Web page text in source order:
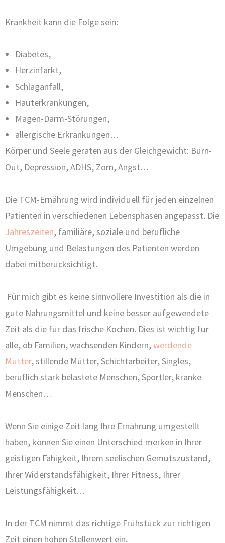
Krankheit kann die Folge sein:
Diabetes,
Herzinfarkt,
Schlaganfall,
Hauterkrankungen,
Magen-Darm-Störungen,
allergische Erkrankungen…
Körper und Seele geraten aus der Gleichgewicht: Burn-
Out, Depression, ADHS, Zorn, Angst…
Die TCM-Ernährung wird individuell für jeden einzelnen
Patienten in verschiedenen Lebensphasen angepasst. Die
Jahreszeiten, familiäre, soziale und berufliche
Umgebung und Belastungen des Patienten werden
dabei mitberücksichtigt.
Für mich gibt es keine sinnvollere Investition als die in
gute Nahrungsmittel und keine besser aufgewendete
Zeit als die für das frische Kochen. Dies ist wichtig für
alle, ob Familien, wachsenden Kindern,werdende
Mütter, stillende Mütter, Schichtarbeiter, Singles,
beruflich stark belastete Menschen, Sportler, kranke
Menschen…
Wenn Sie einige Zeit lang Ihre Ernährung umgestellt
haben, können Sie einen Unterschied merken in Ihrer
geistigen Fähigkeit, Ihrem seelischen Gemütszustand,
Ihrer Widerstandsfähigkeit, Ihrer Fitness, Ihrer
Leistungsfähigkeit…
In der TCM nimmt das richtige Frühstück zur richtigen
Zeit einen hohen Stellenwert ein.